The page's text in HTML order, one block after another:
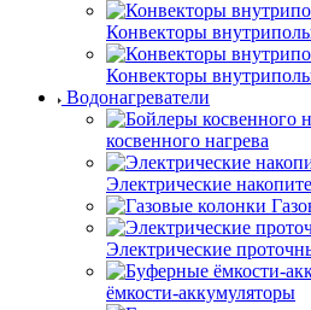
Конвекторы
Конвекторы
Водонагреватели
косвенного нагрева
Электрические
Электрические
ёмкости-аккумуляторы